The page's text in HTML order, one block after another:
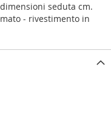
seduta cm.
- rivestimento in